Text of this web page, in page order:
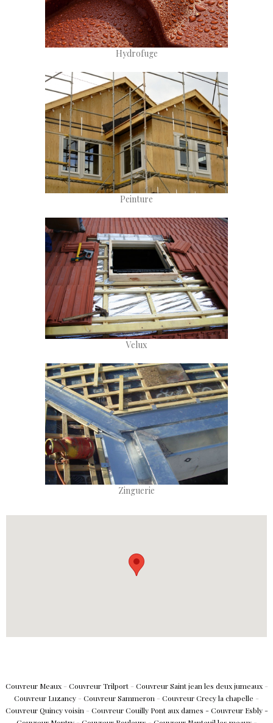
Hydrofuge
Peinture
Velux
Zinguerie
Couvreur Meaux- Couvreur Trilport - Couvreur Saint jean les deux jumeaux-
Couvreur Luzancy - Couvreur Sammeron - Couvreur Crecy la chapelle -
Couvreur Quincy voisin - Couvreur Couilly Pont auxdames -Couvreur Esbly-